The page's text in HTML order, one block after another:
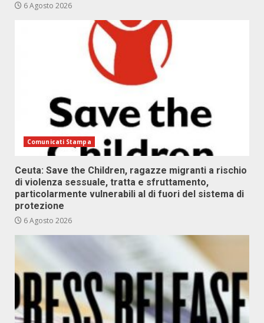
6 Agosto 2026
Comunicati Stampa
Ceuta: Save the Children, ragazze migranti a rischio
di violenza sessuale, tratta e sfruttamento,
particolarmente vulnerabili al di fuori del sistema di
protezione
6 Agosto 2026